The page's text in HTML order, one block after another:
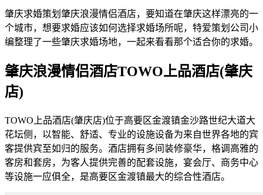
肇庆求婚策划肇庆浪漫情侣酒店，要知道在肇庆这样漂亮的一
个城市，想要求婚应该如何选择求婚场所呢，特爱策划公司小
编整理了一些肇庆求婚场地，一起来看看那个适合你的求婚。
肇庆浪漫情侣酒店TOWO上品酒店(肇庆
店)
TOWO上品酒店(肇庆店)位于高要区金渡镇金沙路世纪大道大
花坛侧，以智能、舒适、专业的设施设备为来自世界各地的宾
客提供宾至如归的服务。酒店拥有多间装修豪华，格调高雅的
客房和套房，为客人提供完善的配套设施，宴会厅、商务中心
等设施一应俱全，是高要区金渡镇最大的综合性酒店。